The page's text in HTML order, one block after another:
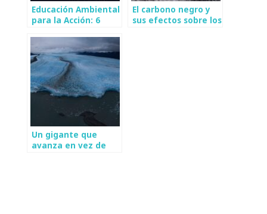
Educación Ambiental
para la Acción: 6
Glaciares Chilenos
El carbono negro y
sus efectos sobre los
Un gigante que
avanza en vez de